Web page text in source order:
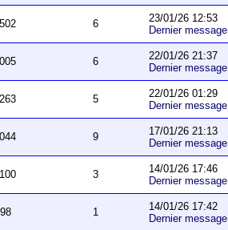
6
23/01/26 12:53
Dernier message
6
22/01/26 21:37
Dernier message
5
22/01/26 01:29
Dernier message
9
17/01/26 21:13
Dernier message
3
14/01/26 17:46
Dernier message
1
14/01/26 17:42
Dernier message